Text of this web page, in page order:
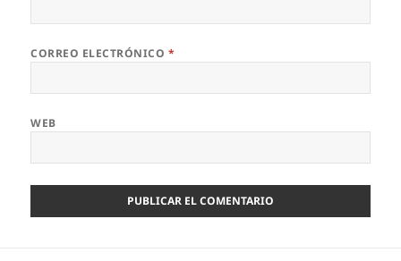
CORREO ELECTRÓNICO *
WEB